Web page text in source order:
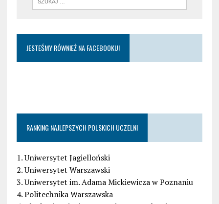
JESTEŚMY RÓWNIEŻ NA FACEBOOKU!
RANKING NAJLEPSZYCH POLSKICH UCZELNI
1. Uniwersytet Jagielloński
2. Uniwersytet Warszawski
3. Uniwersytet im. Adama Mickiewicza w Poznaniu
4. Politechnika Warszawska